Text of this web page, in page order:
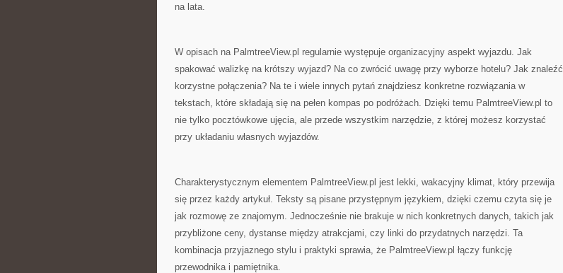
na lata.
W opisach na PalmtreeView.pl regularnie występuje organizacyjny aspekt wyjazdu. Jak
spakować walizkę na krótszy wyjazd? Na co zwrócić uwagę przy wyborze hotelu? Jak znaleźć
korzystne połączenia? Na te i wiele innych pytań znajdziesz konkretne rozwiązania w
tekstach, które składają się na pełen kompas po podróżach. Dzięki temu PalmtreeView.pl to
nie tylko pocztówkowe ujęcia, ale przede wszystkim narzędzie, z której możesz korzystać
przy układaniu własnych wyjazdów.
Charakterystycznym elementem PalmtreeView.pl jest lekki, wakacyjny klimat, który przewija
się przez każdy artykuł. Teksty są pisane przystępnym językiem, dzięki czemu czyta się je
jak rozmowę ze znajomym. Jednocześnie nie brakuje w nich konkretnych danych, takich jak
przybliżone ceny, dystanse między atrakcjami, czy linki do przydatnych narzędzi. Ta
kombinacja przyjaznego stylu i praktyki sprawia, że PalmtreeView.pl łączy funkcję
przewodnika i pamiętnika.